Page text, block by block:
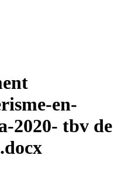
en-
2020- tbv de